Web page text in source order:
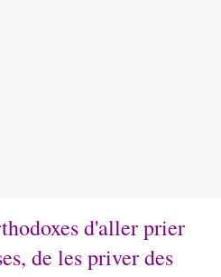
d'aller prier
de les priver des